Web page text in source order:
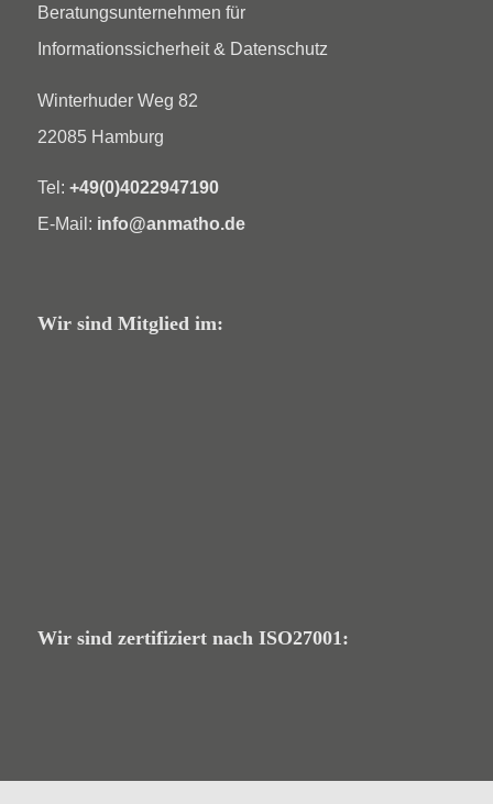
Beratungsunternehmen für
Informationssicherheit & Datenschutz
Winterhuder Weg 82
22085 Hamburg
Tel: +49(0)4022947190
E-Mail: info@anmatho.de
Wir sind Mitglied im:
Wir sind zertifiziert nach ISO27001: